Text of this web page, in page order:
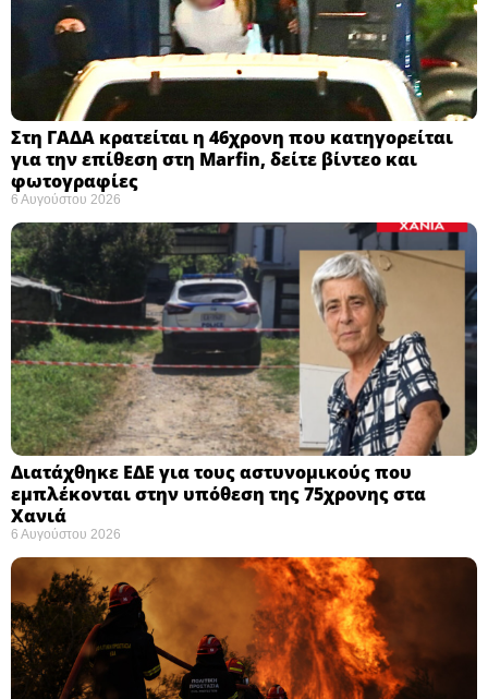
Στη ΓΑΔΑ κρατείται η 46χρονη που κατηγορείται
για την επίθεση στη Marfin, δείτε βίντεο και
φωτογραφίες
6 Αυγούστου 2026
Διατάχθηκε ΕΔΕ για τους αστυνομικούς που
εμπλέκονται στην υπόθεση της 75χρονης στα
Χανιά
6 Αυγούστου 2026